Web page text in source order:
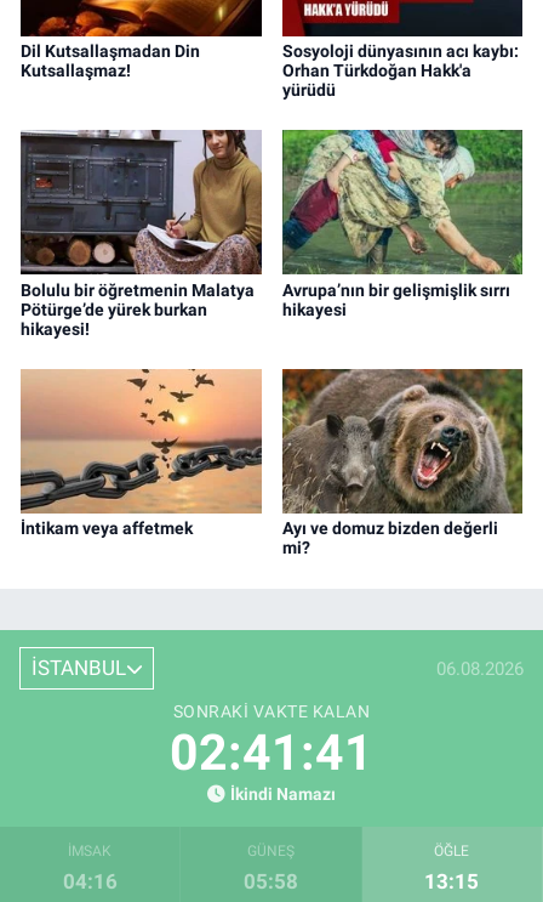
Dil Kutsallaşmadan Din
Kutsallaşmaz!
Sosyoloji dünyasının acı kaybı:
Orhan Türkdoğan Hakk'a
yürüdü
Bolulu bir öğretmenin Malatya
Pötürge’de yürek burkan
hikayesi!
Avrupa’nın bir gelişmişlik sırrı
hikayesi
İntikam veya affetmek
Ayı ve domuz bizden değerli
mi?
İSTANBUL 06.08.2026
SONRAKI VAKTE KALAN
02:41:40
İkindi Namazı
İMSAK
04:16
GÜNEŞ
05:58
ÖĞLE
13:15